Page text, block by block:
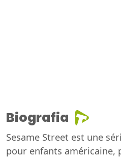
Biografia
Sesame Street est une
pour enfants américaine,